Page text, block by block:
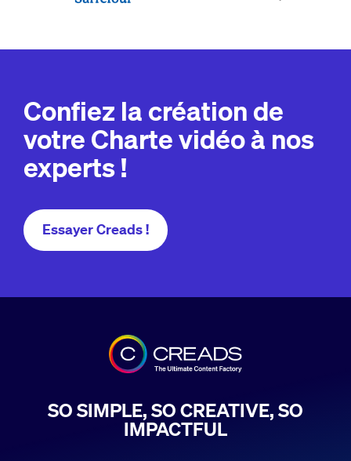
Confiez la création de
votre Charte vidéo à nos
experts !
Essayer Creads !
SO SIMPLE, SO CREATIVE, SO
IMPACTFUL